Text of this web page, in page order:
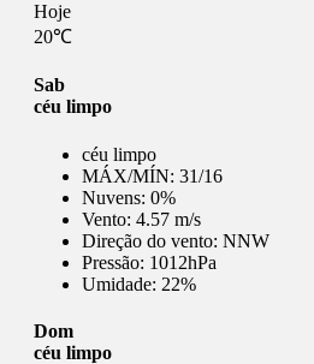
Hoje
20℃
Sab
céu limpo
céu limpo
MÁX/MÍN: 31/16
Nuvens: 0%
Vento: 4.57 m/s
Direção do vento: NNW
Pressão: 1012hPa
Umidade: 22%
Dom
céu limpo